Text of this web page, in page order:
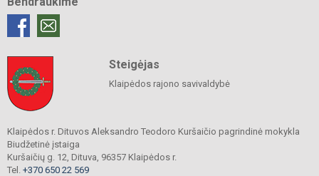
Steigėjas
Klaipėdos rajono savivaldybė
Klaipėdos r. Dituvos Aleksandro Teodoro Kuršaičio pagrindinė mokykla
Biudžetinė įstaiga
Kuršaičių g. 12, Dituva, 96357 Klaipėdos r.
Tel. +370 650 22 569